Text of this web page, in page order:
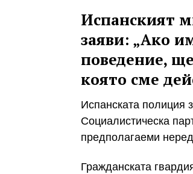
Испанският
заяви: „Ако
поведение,
която сме
Испанската полиция
Социалистическа
предполагаеми
Гражданската